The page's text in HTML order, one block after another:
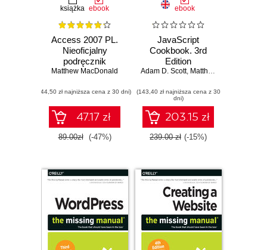
książka ebook
Access 2007 PL.
Nieoficjalny
podręcznik
Matthew MacDonald
(44,50 zł najniższa cena z 30 dni)
47.17 zł
89.00zł (-47%)
ebook
JavaScript
Cookbook. 3rd
Edition
Adam D. Scott, Matthew MacDonald
(143,40 zł najniższa cena z 30
dni)
203.15 zł
239.00 zł (-15%)